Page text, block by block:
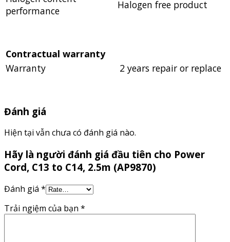
performance
Halogen free product
Contractual warranty
Warranty
2 years repair or replace
Đánh giá
Hiện tại vẫn chưa có đánh giá nào.
Hãy là người đánh giá đầu tiên cho Power
Cord, C13 to C14, 2.5m (AP9870)
Đánh giá *
Trải ngiệm của bạn *